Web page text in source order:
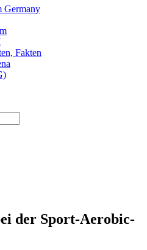
Germany
Fakten
der Sport-Aerobic-